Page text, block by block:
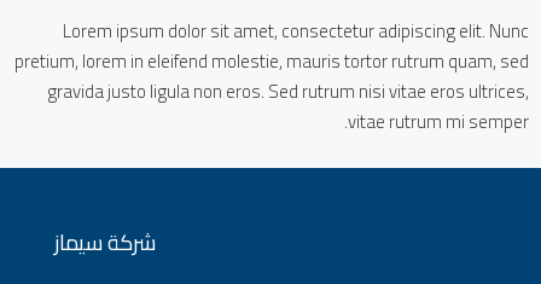
Lorem ipsum dolor sit amet, consectetur adipiscing elit. Nunc
pretium, lorem in eleifend molestie, mauris tortor rutrum quam, sed
gravida justo ligula non eros. Sed rutrum nisi vitae eros ultrices,
vitae rutrum mi semper.
شركة سيماز